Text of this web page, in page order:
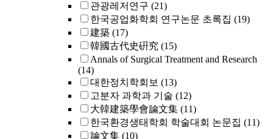
관광레저연구 (21)
한국공업화학회 연구논문 초록집 (19)
建築 (17)
韓國古代史硏究 (15)
Annals of Surgical Treatment and Research
(14)
대한정치학회보 (13)
고분자 과학과 기술 (12)
大韓建築學會論文集 (11)
한국환경생태학회 학술대회 논문집 (11)
論文集 (10)